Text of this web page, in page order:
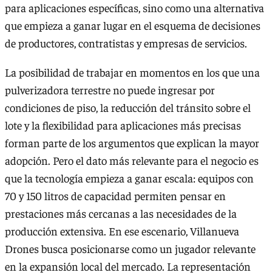
para aplicaciones específicas, sino como una alternativa
que empieza a ganar lugar en el esquema de decisiones
de productores, contratistas y empresas de servicios.
La posibilidad de trabajar en momentos en los que una
pulverizadora terrestre no puede ingresar por
condiciones de piso, la reducción del tránsito sobre el
lote y la flexibilidad para aplicaciones más precisas
forman parte de los argumentos que explican la mayor
adopción. Pero el dato más relevante para el negocio es
que la tecnología empieza a ganar escala: equipos con
70 y 150 litros de capacidad permiten pensar en
prestaciones más cercanas a las necesidades de la
producción extensiva. En ese escenario, Villanueva
Drones busca posicionarse como un jugador relevante
en la expansión local del mercado. La representación